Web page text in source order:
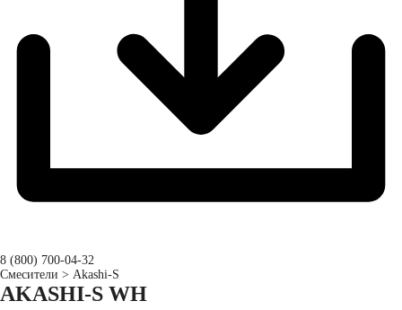
8 (800) 700-04-32
Перейти
к
содержимому
Смесители > Akashi-S
AKASHI-S WH